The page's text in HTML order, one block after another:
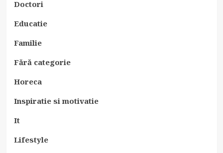
Doctori
Educatie
Familie
Fără categorie
Horeca
Inspiratie si motivatie
It
Lifestyle